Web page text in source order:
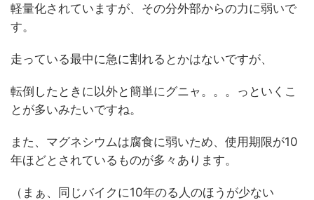
軽量化されていますが、その分外部からの力に弱いで
す。
走っている最中に急に割れるとかはないですが、
転倒したときに以外と簡単にグニャ。。。っといくこ
とが多いみたいですね。
また、マグネシウムは腐食に弱いため、使用期限が10
年ほどとされているものが多々あります。
（まぁ、同じバイクに10年のる人のほうが少ない